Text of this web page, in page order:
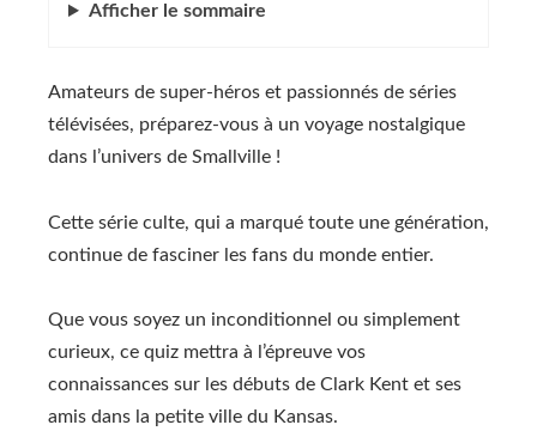
Afficher le sommaire
Amateurs de super-héros et passionnés de séries
télévisées, préparez-vous à un voyage nostalgique
dans l’univers de Smallville !
Cette série culte, qui a marqué toute une génération,
continue de fasciner les fans du monde entier.
Que vous soyez un inconditionnel ou simplement
curieux, ce quiz mettra à l’épreuve vos
connaissances sur les débuts de Clark Kent et ses
amis dans la petite ville du Kansas.